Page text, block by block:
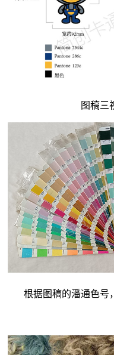
图稿三
根据图稿的潘通色号